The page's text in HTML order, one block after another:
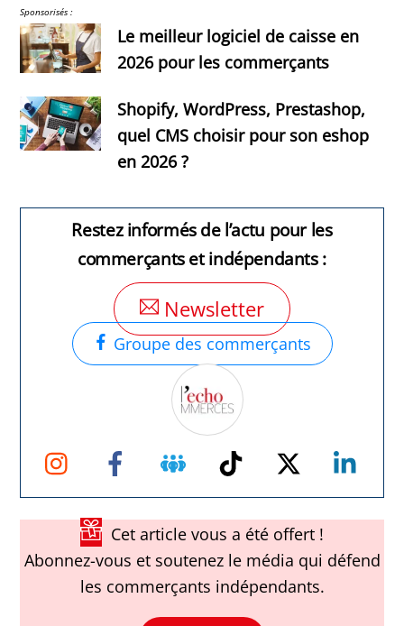
Sponsorisés :
Le meilleur logiciel de caisse en
2026 pour les commerçants
Shopify, WordPress, Prestashop,
quel CMS choisir pour son eshop
en 2026 ?
Restez informés de l’actu pour les
commerçants et indépendants :
Newsletter
Groupe des commerçants
Instagram Facebook Groupe
Facebook
TikTok Twitter
Cet article vous a été offert !
Abonnez-vous et soutenez le média qui défend
les commerçants indépendants.